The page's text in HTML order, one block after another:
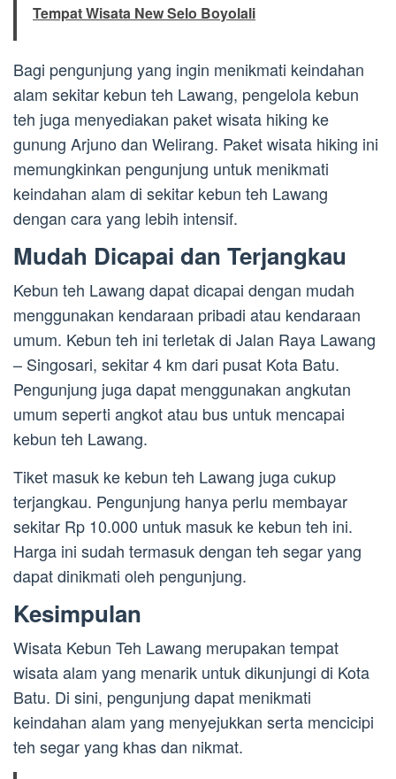
Tempat Wisata New Selo Boyolali
Bagi pengunjung yang ingin menikmati keindahan
alam sekitar kebun teh Lawang, pengelola kebun
teh juga menyediakan paket wisata hiking ke
gunung Arjuno dan Welirang. Paket wisata hiking ini
memungkinkan pengunjung untuk menikmati
keindahan alam di sekitar kebun teh Lawang
dengan cara yang lebih intensif.
Mudah Dicapai dan Terjangkau
Kebun teh Lawang dapat dicapai dengan mudah
menggunakan kendaraan pribadi atau kendaraan
umum. Kebun teh ini terletak di Jalan Raya Lawang
– Singosari, sekitar 4 km dari pusat Kota Batu.
Pengunjung juga dapat menggunakan angkutan
umum seperti angkot atau bus untuk mencapai
kebun teh Lawang.
Tiket masuk ke kebun teh Lawang juga cukup
terjangkau. Pengunjung hanya perlu membayar
sekitar Rp 10.000 untuk masuk ke kebun teh ini.
Harga ini sudah termasuk dengan teh segar yang
dapat dinikmati oleh pengunjung.
Kesimpulan
Wisata Kebun Teh Lawang merupakan tempat
wisata alam yang menarik untuk dikunjungi di Kota
Batu. Di sini, pengunjung dapat menikmati
keindahan alam yang menyejukkan serta mencicipi
teh segar yang khas dan nikmat.